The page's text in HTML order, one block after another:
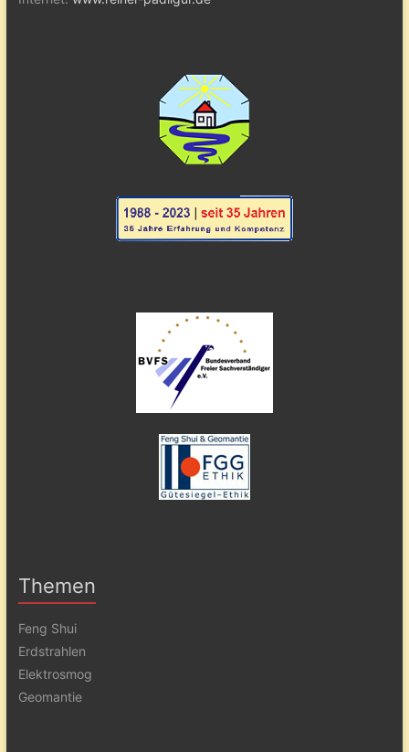
Themen
Feng Shui
Erdstrahlen
Elektrosmog
Geomantie